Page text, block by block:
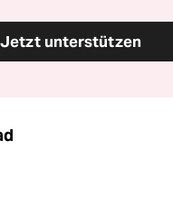
Jetzt unterstützen